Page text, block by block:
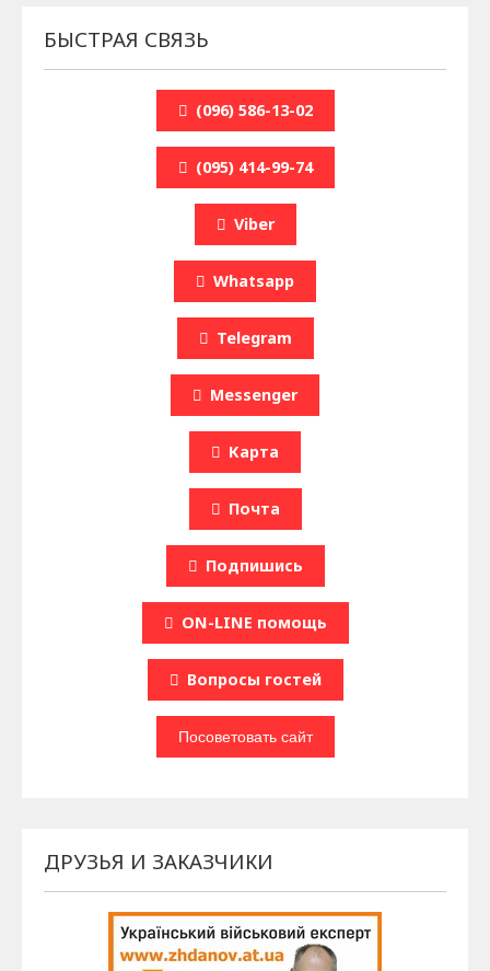
БЫСТРАЯ СВЯЗЬ
(096) 586-13-02
(095) 414-99-74
Viber
Whatsapp
Telegram
Messenger
Карта
Почта
Подпишись
ON-LINE помощь
Вопроcы гостей
ДРУЗЬЯ И ЗАКАЗЧИКИ